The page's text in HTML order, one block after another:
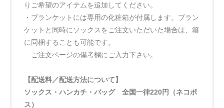
りご希望のアイテムを追加してください。
・ブランケットには専用の化粧箱が付属します。ブラン
ケットと同時にソックスをご注文いただいた場合は、箱
に同梱することも可能です。
ご注文ページの備考欄にご入力下さい。
【配送料／配送方法について】
ソックス・ハンカチ・バッグ 全国一律220円（ネコポ
ス）